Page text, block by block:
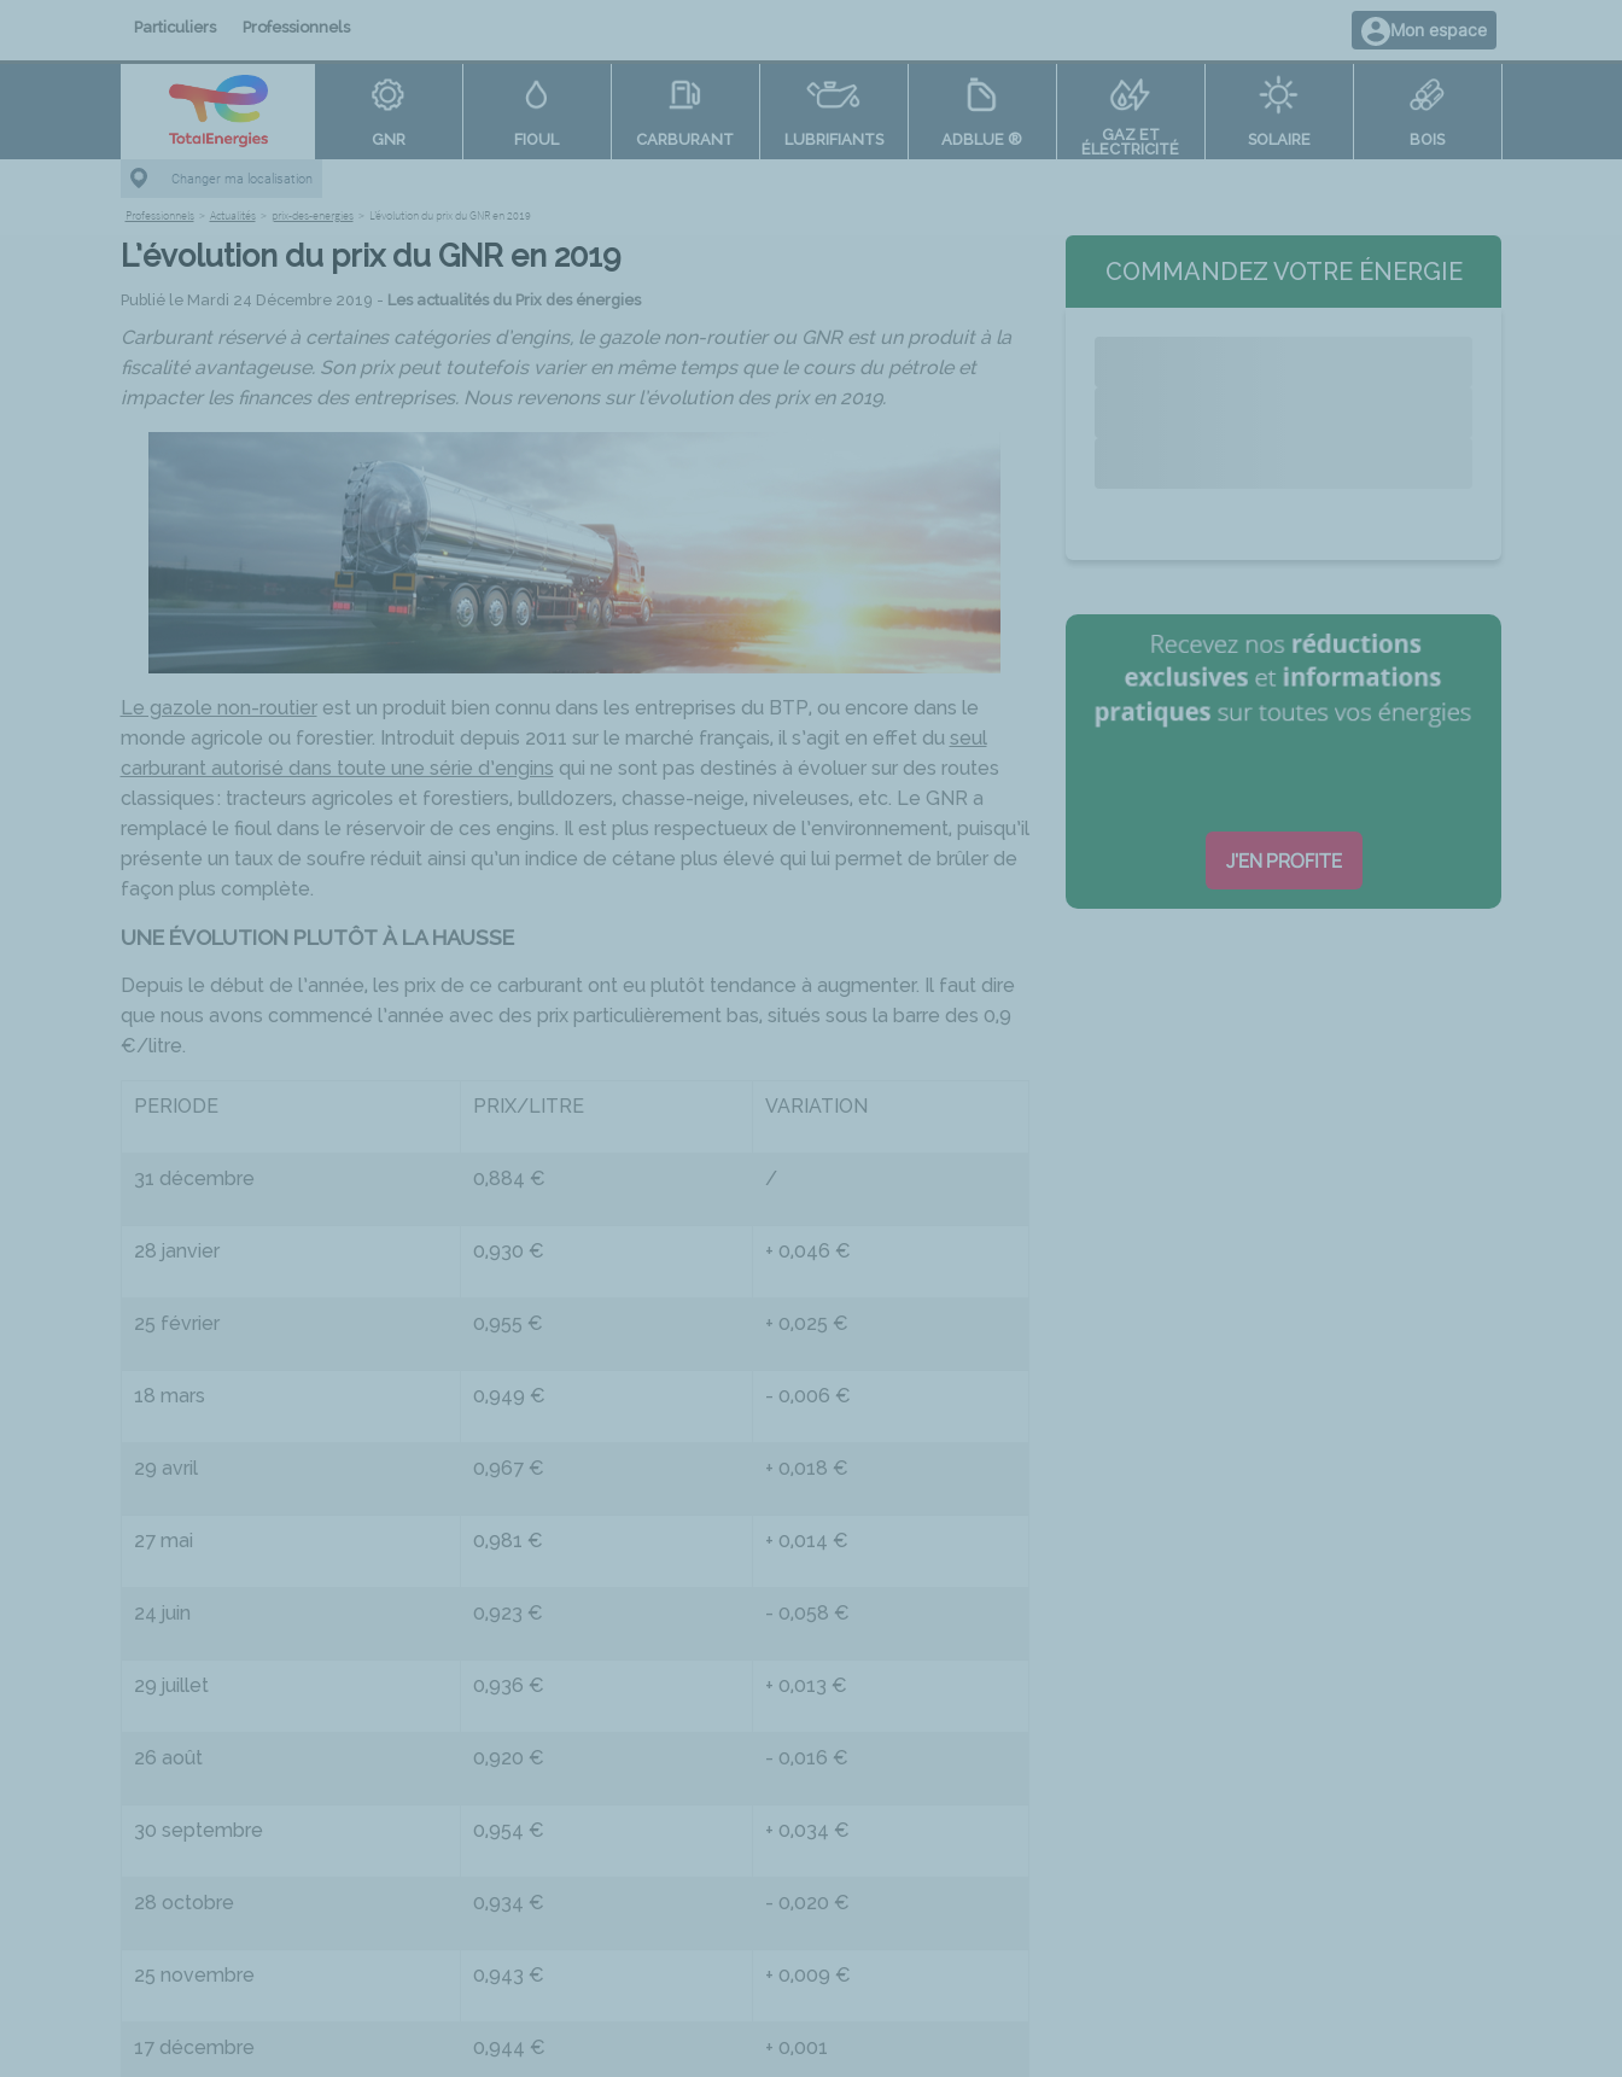
Particuliers Professionnels Mon espace
GNR FIOUL CARBURANT LUBRIFIANTS ADBLUE ®
GAZ ET
ÉLECTRICITÉ
SOLAIRE BOIS
Changer ma localisation
Professionnels > Actualités > prix-des-energies > L’évolution du prix du GNR en 2019
L’évolution du prix du GNR en 2019
Publié le Mardi 24 Décembre 2019 - Les actualités du Prix des énergies
Carburant réservé à certaines catégories d’engins, le gazole non-routier ou GNR est un produit à la
fiscalité avantageuse. Son prix peut toutefois varier en même temps que le cours du pétrole et
impacter les finances des entreprises. Nous revenons sur l’évolution des prix en 2019.
Le gazole non-routierest un produit bien connu dans les entreprises du BTP, ou encore dans le
monde agricole ou forestier. Introduit depuis 2011 sur le marché français, il s’agit en effet du seul
carburant autorisé dans toute une série d’engins qui ne sont pas destinés à évoluer sur des routes
classiques : tracteurs agricoles et forestiers, bulldozers, chasse-neige, niveleuses, etc. Le GNR a
remplacé le fioul dans le réservoir de ces engins. Il est plus respectueux de l’environnement, puisqu’il
présente un taux de soufre réduit ainsi qu’un indice de cétane plus élevé qui lui permet de brûler de
façon plus complète.
UNE ÉVOLUTION PLUTÔT À LA HAUSSE
Depuis le début de l’année, les prix de ce carburant ont eu plutôt tendance à augmenter. Il faut dire
que nous avons commencé l’année avec des prix particulièrement bas, situés sous la barre des 0,9
€/litre.
PERIODE PRIX/LITRE VARIATION
31 décembre 0,884 € /
28 janvier 0,930 € + 0,046 €
25 février 0,955 € + 0,025 €
18 mars 0,949 € - 0,006 €
29 avril 0,967 € + 0,018 €
27 mai 0,981 € + 0,014 €
24 juin 0,923 € - 0,058 €
29 juillet 0,936 € + 0,013 €
26 août 0,920 € - 0,016 €
30 septembre 0,954 € + 0,034 €
28 octobre 0,934 € - 0,020 €
25 novembre 0,943 € + 0,009 €
17 décembre 0,944 € + 0,001
COMMANDEZ VOTRE ÉNERGIE
J'EN PROFITE